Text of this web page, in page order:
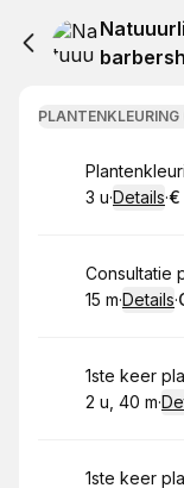
Boek
. Duur:
3 u·Details·
.
€
Boek
Consultatie
.Duur:
15 m·Details·
Boek
1ste keer
. Duur :
2 u, 40 m·
Boek
1ste keer